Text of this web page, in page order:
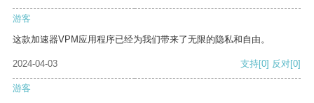
游客
这款加速器VPM应用程序已经为我们带来了无限的隐私和自由。
2024-04-03 支持[0] 反对[0]
游客